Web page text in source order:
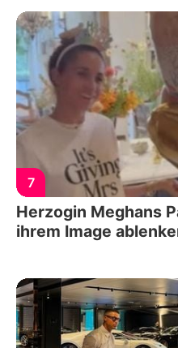
7
Herzogin Meghans
ihrem Image